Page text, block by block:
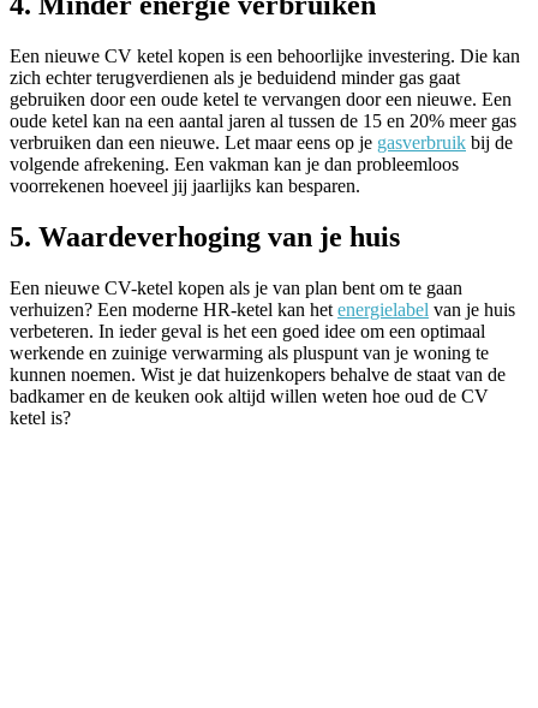
Een nieuwe CV ketel kopen is een behoorlijke investering. Die kan
zich echter terugverdienen als je beduidend minder gas gaat
gebruiken door een oude ketel te vervangen door een nieuwe. Een
oude ketel kan na een aantal jaren al tussen de 15 en 20% meer gas
verbruiken dan een nieuwe. Let maar eens op je gasverbruik bij de
volgende afrekening. Een vakman kan je dan probleemloos
voorrekenen hoeveel jij jaarlijks kan besparen.
5. Waardeverhoging van je huis
Een nieuwe CV-ketel kopen als je van plan bent om te gaan
verhuizen? Een moderne HR-ketel kan het energielabel van je huis
verbeteren. In ieder geval is het een goed idee om een optimaal
werkende en zuinige verwarming als pluspunt van je woning te
kunnen noemen. Wist je dat huizenkopers behalve de staat van de
badkamer en de keuken ook altijd willen weten hoe oud de CV
ketel is?